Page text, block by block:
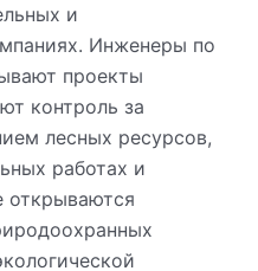
и
Инженеры по
проекты
контроль за
лесных ресурсов,
работах и
открываются